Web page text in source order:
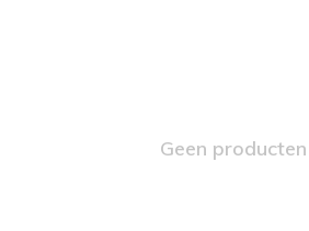
Geen